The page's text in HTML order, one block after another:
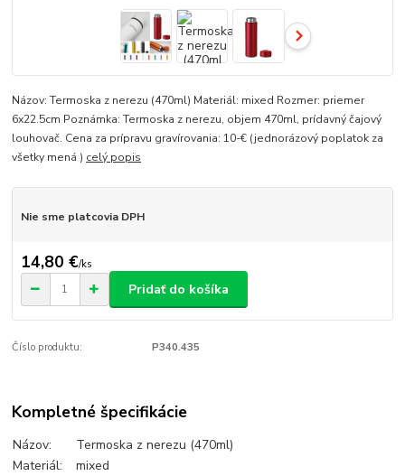
Názov: Termoska z nerezu (470ml) Materiál: mixed Rozmer: priemer
6x22.5cm Poznámka: Termoska z nerezu, objem 470ml, prídavný čajový
louhovač. Cena za prípravu gravírovania: 10-€ (jednorázový poplatok za
všetky mená ) celý popis
Nie sme platcovia DPH
14,80 €/ks
Pridať do košíka
Číslo produktu: P340.435
Kompletné špecifikácie
Názov:
Termoska z nerezu (470ml)
Materiál:
mixed